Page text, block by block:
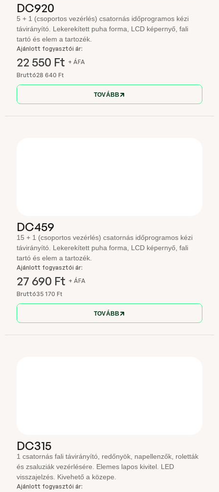
DC920
5 + 1 (csoportos vezérlés) csatornás időprogramos kézi
távirányító. Lekerekített puha forma, LCD képernyő, fali
tartó és elem a tartozék.
Ajánlott fogyasztói ár:
22 550 Ft + ÁFA
Bruttó28 640 Ft
TOVÁBB
DC459
15 + 1 (csoportos vezérlés) csatornás időprogramos kézi
távirányító. Lekerekített puha forma, LCD képernyő, fali
tartó és elem a tartozék.
Ajánlott fogyasztói ár:
27 690 Ft + ÁFA
Bruttó35 170 Ft
TOVÁBB
DC315
1 csatornás fali távirányító, redőnyök, napellenzők, roletták
és zsaluziák vezérlésére. Elemes lapos kivitel. LED
visszajelzés. Kivehető a közepe.
Ajánlott fogyasztói ár: